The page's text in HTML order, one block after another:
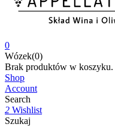
0
Wózek(0)
Brak produktów w koszyku.
Shop
Account
Search
2 Wishlist
Szukaj